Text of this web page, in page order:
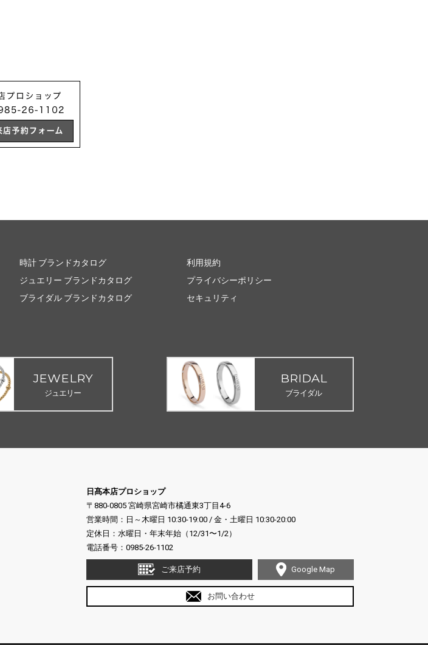
時計 ブランドカタログ
ジュエリー ブランドカタログ
ブライダル ブランドカタログ
利用規約
プライバシーポリシー
セキュリティ
JEWELRY
ジュエリー
BRIDAL
ブライダル
日髙本店プロショップ
〒880-0805 宮崎県宮崎市橘通東3丁目4-6
営業時間：日～木曜日 10:30-19:00 / 金・土曜日 10:30-20:00
定休日：水曜日・年末年始（12/31〜1/2）
電話番号： 0985-26-1102
ご来店予約 Google Map
お問い合わせ